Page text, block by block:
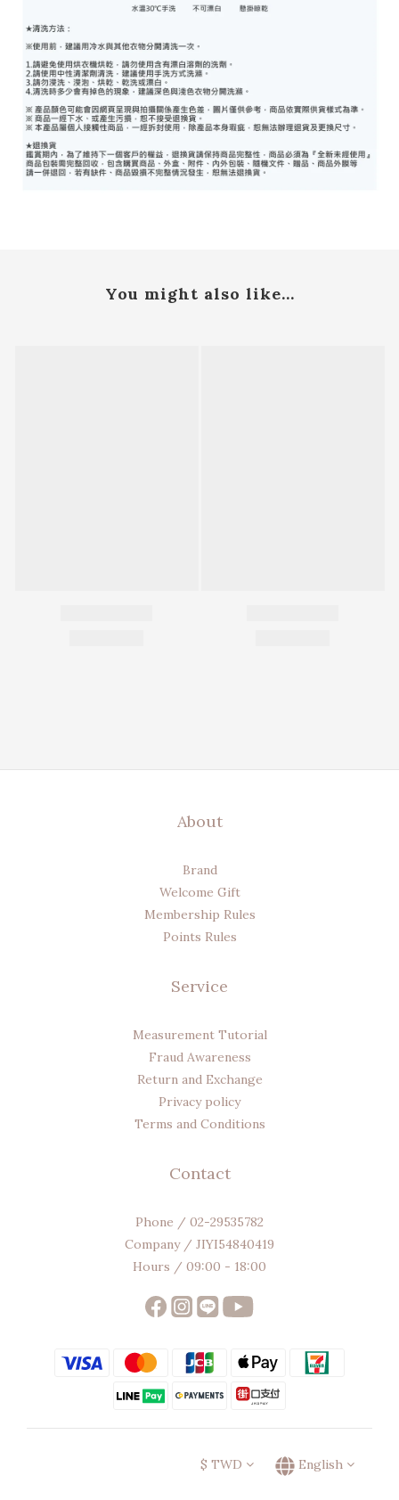
You might also like...
About
Brand
Welcome Gift
Membership Rules
Points Rules
Service
Measurement Tutorial
Fraud Awareness
Return and Exchange
Privacy policy
Terms and Conditions
Contact
Phone / 02-29535782
Company / JIYI54840419
Hours / 09:00 - 18:00
$ TWD English